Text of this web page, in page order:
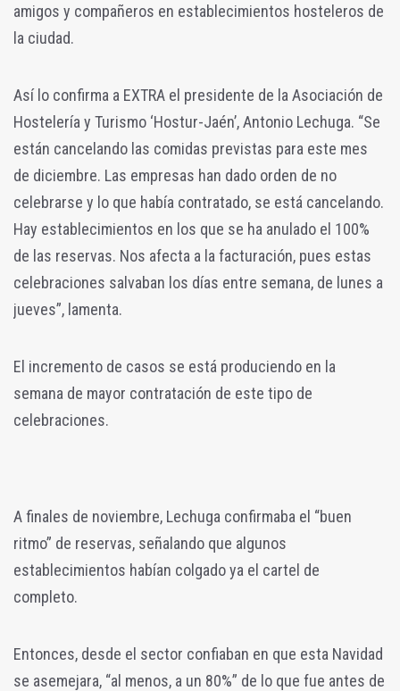
amigos y compañeros en establecimientos hosteleros de
la ciudad.
Así lo confirma a EXTRA el presidente de la Asociación de
Hostelería y Turismo ‘Hostur-Jaén’, Antonio Lechuga. “Se
están cancelando las comidas previstas para este mes
de diciembre. Las empresas han dado orden de no
celebrarse y lo que había contratado, se está cancelando.
Hay establecimientos en los que se ha anulado el 100%
de las reservas. Nos afecta a la facturación, pues estas
celebraciones salvaban los días entre semana, de lunes a
jueves”, lamenta.
El incremento de casos se está produciendo en la
semana de mayor contratación de este tipo de
celebraciones.
A finales de noviembre, Lechuga confirmaba el “buen
ritmo” de reservas, señalando que algunos
establecimientos habían colgado ya el cartel de
completo.
Entonces, desde el sector confiaban en que esta Navidad
se asemejara, “al menos, a un 80%” de lo que fue antes de